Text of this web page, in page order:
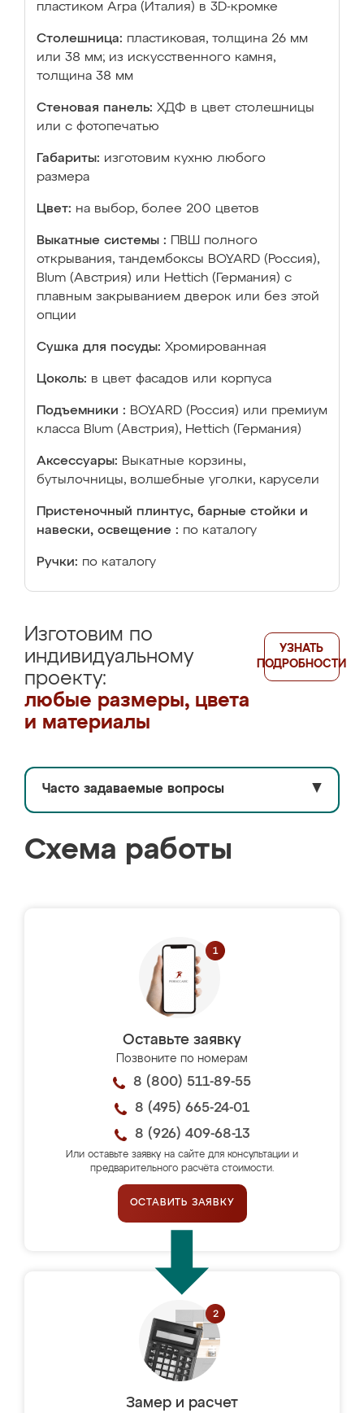
пластиком Arpa (Италия) в 3D-кромке
Столешница: пластиковая, толщина 26 мм
или 38 мм; из искусственного камня,
толщина 38 мм
Стеновая панель: ХДФ в цвет столешницы
или с фотопечатью
Габариты: изготовим кухню любого
размера
Цвет: на выбор, более 200 цветов
Выкатные системы :
ПВШ полного
открывания, тандембоксы BOYARD (Россия),
Blum (Австрия) или Hettich (Германия) с
плавным закрыванием дверок или без этой
опции
Сушка для посуды: Хромированная
Цоколь: в цвет фасадов или корпуса
Подъемники : BOYARD (Россия) или премиум
класса Blum (Австрия), Hettich (Германия)
Аксессуары: Выкатные корзины,
бутылочницы, волшебные уголки, карусели
Пристеночный плинтус, барные стойки и
навески, освещение : по каталогу
Ручки: по каталогу
Изготовим по
индивидуальному
проекту:
любые размеры, цвета
и материалы
УЗНАТЬ
ПОДРОБНОСТИ
Часто задаваемые вопросы ▼
Схема работы
Оставьте заявку
Позвоните по номерам
8 (800) 511-89-55
8 (495) 665-24-01
8 (926) 409-68-13
Или оставьте заявку на сайте для консультации и
предварительного расчёта стоимости.
ОСТАВИТЬ ЗАЯВКУ
Замер и расчет